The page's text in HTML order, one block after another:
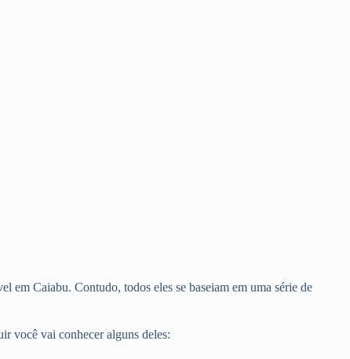
em Caiabu. Contudo, todos eles se baseiam em uma série de
você vai conhecer alguns deles: